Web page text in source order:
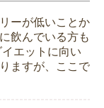
ーが低いことか
飲んでいる方も
エットに向い
ますが、ここで